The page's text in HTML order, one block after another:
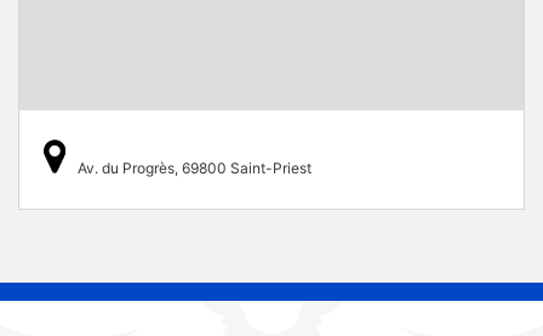
Av. du Progrès, 69800 Saint-Priest